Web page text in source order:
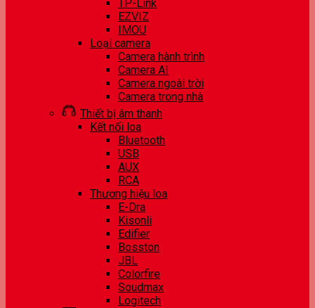
TP-Link
EZVIZ
IMOU
Loại camera
Camera hành trình
Camera AI
Camera ngoài trời
Camera trong nhà
Thiết bị âm thanh
Kết nối loa
Bluetooth
USB
AUX
RCA
Thương hiệu loa
E-Dra
Kisonli
Edifier
Bosston
JBL
Colorfire
Soudmax
Logitech